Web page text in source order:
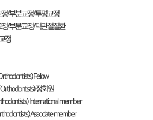
/부분교정/투명교정
/부분교정/턱관절질환
정​
Fellow
정회원
International member
Associate member